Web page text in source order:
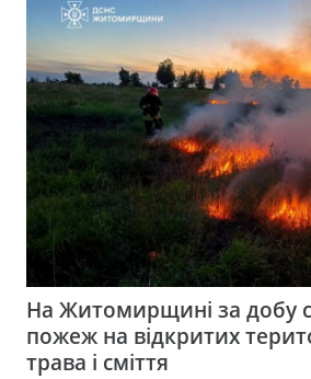
На Житомирщині за добу
пожеж на відкритих
трава і сміття